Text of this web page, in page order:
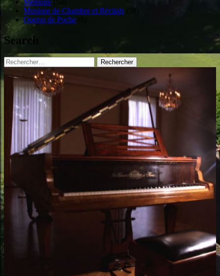
Mémoire
Musique de Chambre et Récitals
Operas de Poche
Search
Rechercher :